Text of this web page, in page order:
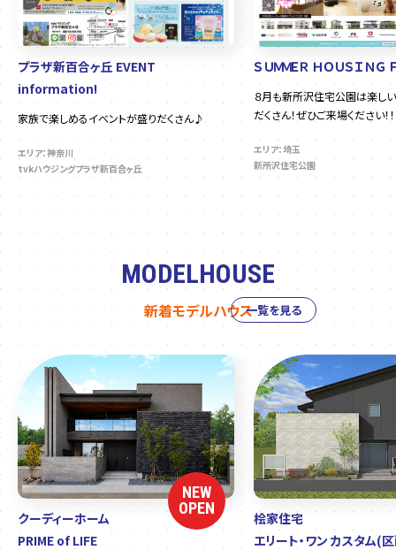
プラザ新百合ヶ丘 EVENT
information!
家族で楽しめるイベントが盛りだくさん♪
エリア：神奈川
tvkハウジングプラザ新百合ヶ丘
ＳＵＭＭＥＲ ＨＯＵＳＩＮＧ
８月も新所沢住宅公園は楽し
だくさん！ぜひご来場ください！！
エリア：埼玉
新所沢住宅公園
MODELHOUSE
新着モデルハウス
NEW
OPEN
クーディーホーム
PRIME of LIFE
桧家住宅
エリート・ワン カスタム(
一覧を見る